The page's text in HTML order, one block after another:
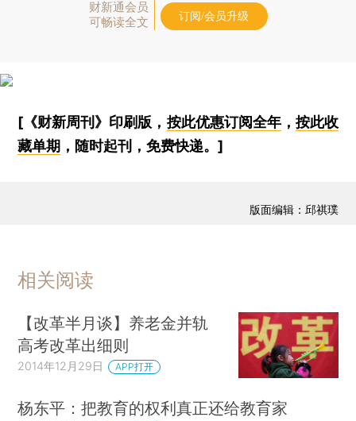
财新通会员
可畅读全文
订阅/会员升级
[《财新周刊》印刷版， 按此优惠订阅全年， 按此收
藏单期 ，随时起刊，免费快递。]
版面编辑：邱祺璞
相关阅读
【改革半月谈】养老金并轨
高考改革出细则
2014年12月29日 APP打开
杨东平：把教育的权利真正还给教育家